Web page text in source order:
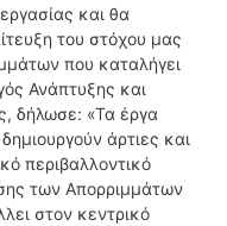
και θα
του στόχου μας
που καταλήγει
Ανάπτυξης και
δήλωσε: «Τα έργα
άρτιες και
περιβαλλοντικό
των Απορριμμάτων
στον κεντρικό